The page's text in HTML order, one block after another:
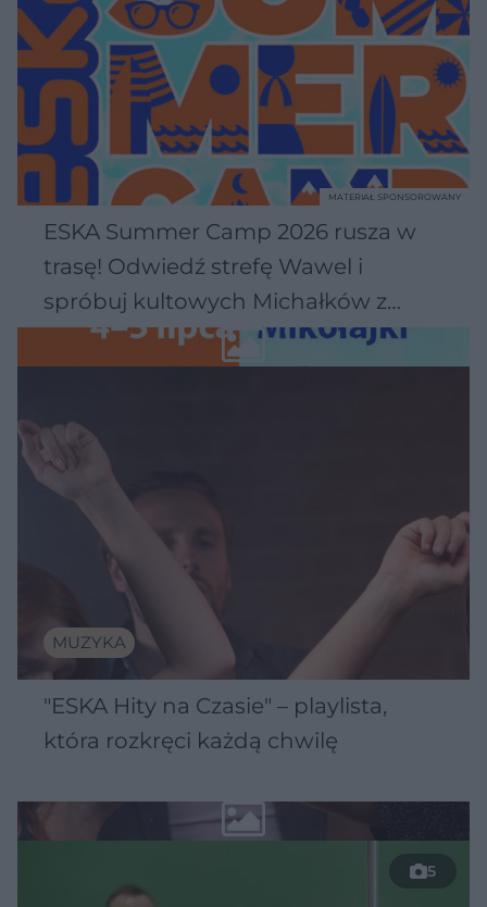
ESKA Summer Camp 2026 rusza w
trasę! Odwiedź strefę Wawel i
spróbuj kultowych Michałków z
Wawelu
MATERIAŁ SPONSOROWANY
MUZYKA
"ESKA Hity na Czasie" – playlista,
która rozkręci każdą chwilę
5